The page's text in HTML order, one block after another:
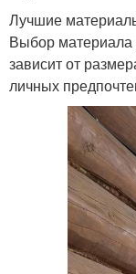
Лучшие
Выбор материала
зависит от
личных